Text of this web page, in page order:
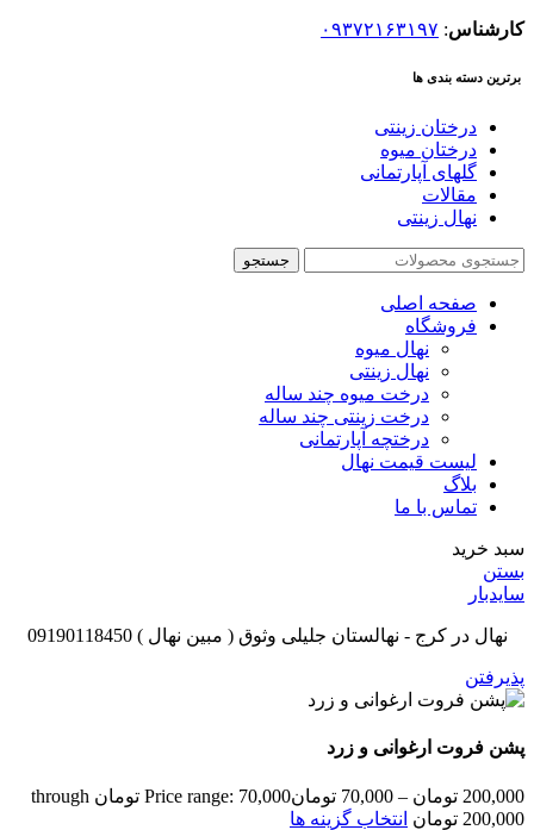
کارشناس: ۰۹۳۷۲۱۶۳۱۹۷
برترین دسته بندی ها
درختان زینتی
درختان میوه
گلهای آپارتمانی
مقالات
نهال زینتی
جستجو
صفحه اصلی
فروشگاه
نهال میوه
نهال زینتی
درخت میوه چند ساله
درخت زینتی چند ساله
درختچه آپارتمانی
لیست قیمت نهال
بلاگ
تماس با ما
سبد خرید
بستن
سایدبار
نهال در کرج - نهالستان جلیلی وثوق ( مبین نهال ) 09190118450
پذیرفتن
پشن فروت ارغوانی و زرد
200,000 تومان –
70,000 تومان
Price range: 70,000 تومان through
200,000 تومان
انتخاب گزینه ها